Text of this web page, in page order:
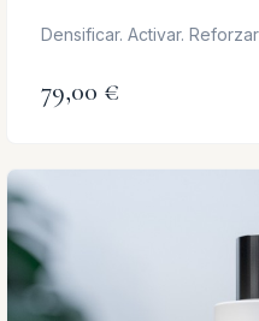
Densificar. Activar.
79,00 €